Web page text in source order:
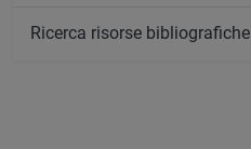
Ricerca risorse bibliografiche